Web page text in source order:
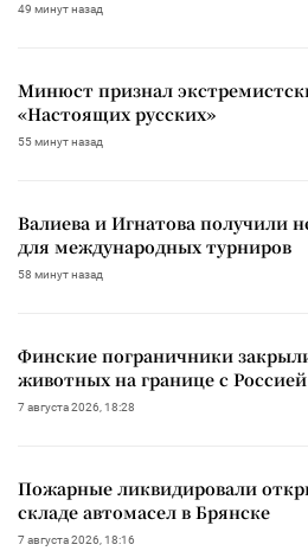
49 минут назад
Минюст признал
«Настоящих русских»
55 минут назад
Валиева и Игнатова получили
для международных турниров
58 минут назад
Финские пограничники
животных на границе с Россией
7 августа 2026, 18:28
Пожарные ликвидировали
складе автомасел в Брянске
7 августа 2026, 18:16